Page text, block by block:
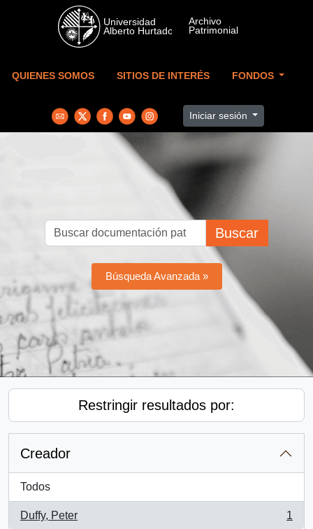
Skip to main content
QUIENES SOMOS SITIOS DE INTERÉS FONDOS
Iniciar sesión
Buscar
Búsqueda Avanzada »
Restringir resultados por:
Creador
Todos
Duffy, Peter
, 1 resultados
1